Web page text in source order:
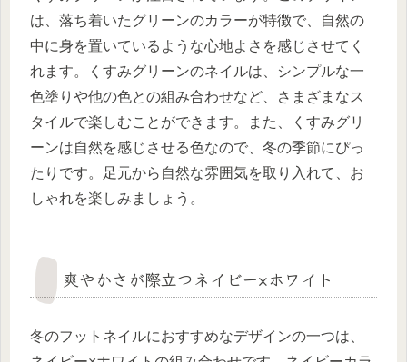
は、落ち着いたグリーンのカラーが特徴で、自然の
中に身を置いているような心地よさを感じさせてく
れます。くすみグリーンのネイルは、シンプルな一
色塗りや他の色との組み合わせなど、さまざまなス
タイルで楽しむことができます。また、くすみグリ
ーンは自然を感じさせる色なので、冬の季節にぴっ
たりです。足元から自然な雰囲気を取り入れて、お
しゃれを楽しみましょう。
爽やかさが際立つネイビー×ホワイト
冬のフットネイルにおすすめなデザインの一つは、